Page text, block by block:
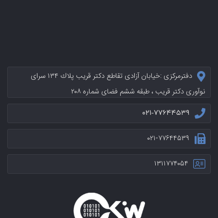
دفترمرکزی :خيابان آزادی تقاطع دکتر قریب پلاك ۱۳۴ سرای
نوآوری دکتر قریب ، طبقه ششم فضای شماره ۲۰۸
۰۲۱-۷۷۶۴۴۵۳۹
۰۲۱-۷۷۶۴۴۵۳۹